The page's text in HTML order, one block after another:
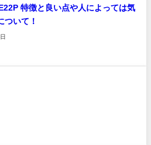
特徴と良い点や人によっては気
ついて！